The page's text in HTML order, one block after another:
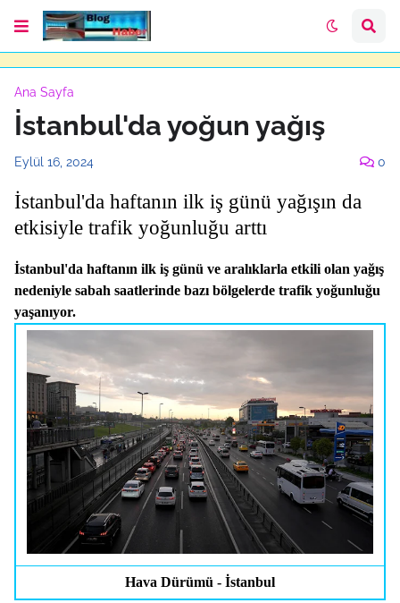
Ana Sayfa
İstanbul'da yoğun yağış
Eylül 16, 2024 0
İstanbul'da haftanın ilk iş günü yağışın da
etkisiyle trafik yoğunluğu arttı
İstanbul'da haftanın ilk iş günü ve aralıklarla etkili olan yağış
nedeniyle sabah saatlerinde bazı bölgelerde trafik yoğunluğu
yaşanıyor.
Hava Dürümü - İstanbul